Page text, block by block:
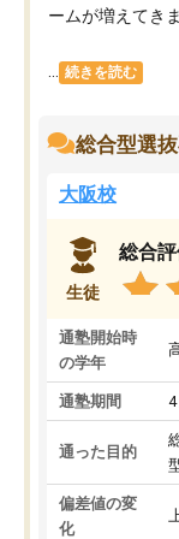
ームが増えてき
続きを読む
総合型選
大阪校
生徒
総合
通塾開始時
の学年
通塾期間
通った目的
偏差値の変
化